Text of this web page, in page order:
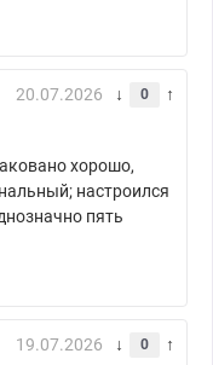
20.07.2026 0
хорошо,
настроился
пять
19.07.2026 0